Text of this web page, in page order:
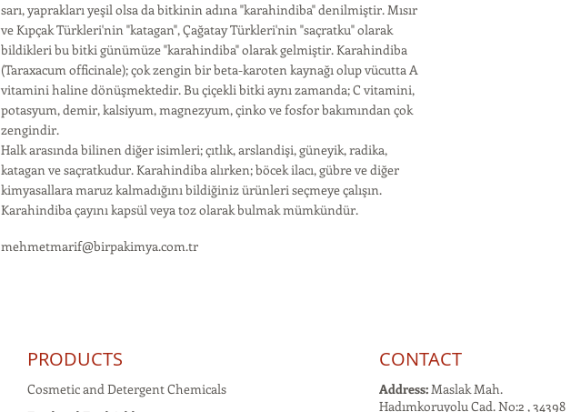
sarı, yaprakları yeşil olsa da bitkinin adına "karahindiba" denilmiştir. Mısır
ve Kıpçak Türkleri'nin "katagan", Çağatay Türkleri'nin "saçratku" olarak
bildikleri bu bitki günümüze "karahindiba" olarak gelmiştir. Karahindiba
(Taraxacum officinale); çok zengin bir beta-karoten kaynağı olup vücutta A
vitamini haline dönüşmektedir. Bu çiçekli bitki aynı zamanda; C vitamini,
potasyum, demir, kalsiyum, magnezyum, çinko ve fosfor bakımından çok
zengindir.
Halk arasında bilinen diğer isimleri; çıtlık, arslandişi, güneyik, radika,
katagan ve saçratkudur. Karahindiba alırken; böcek ilacı, gübre ve diğer
kimyasallara maruz kalmadığını bildiğiniz ürünleri seçmeye çalışın.
Karahindiba çayını kapsül veya toz olarak bulmak mümkündür.
mehmetmarif@birpakimya.com.tr
PRODUCTS
Cosmetic and Detergent Chemicals
CONTACT
Address:Maslak Mah.
Hadımkoruyolu Cad. No:2 , 34398